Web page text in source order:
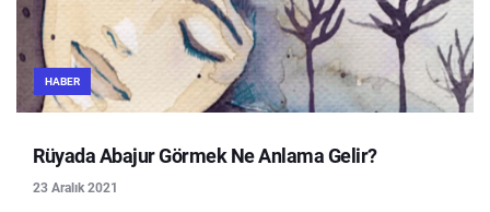
HABER
Rüyada Abajur Görmek Ne Anlama Gelir?
23 Aralık 2021